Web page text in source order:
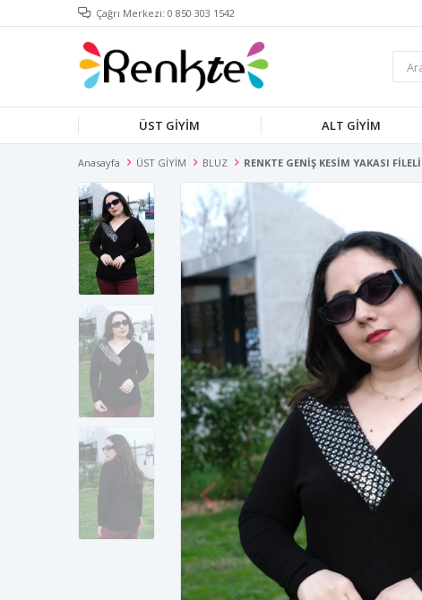
Çağrı Merkezi: 0 850 303 1542
ÜST GİYİM ALT GİYİM
Anasayfa ÜST GİYİM BLUZ RENKTE GENİŞ KESİM YAKASI